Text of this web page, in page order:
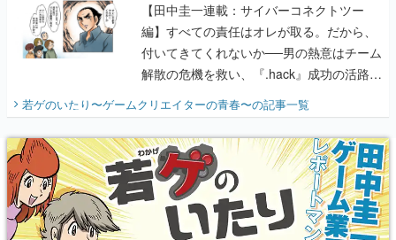
【田中圭一連載：サイバーコネクトツー
編】すべての責任はオレが取る。だから、
付いてきてくれないか──男の熱意はチーム
解散の危機を救い、『.hack』成功の活路を
開く。業界の快男児・松山 洋に流れる血は
『少年ジャンプ』色だった【若ゲのいた
り】
若ゲのいたり〜ゲームクリエイターの青春〜の記事一覧